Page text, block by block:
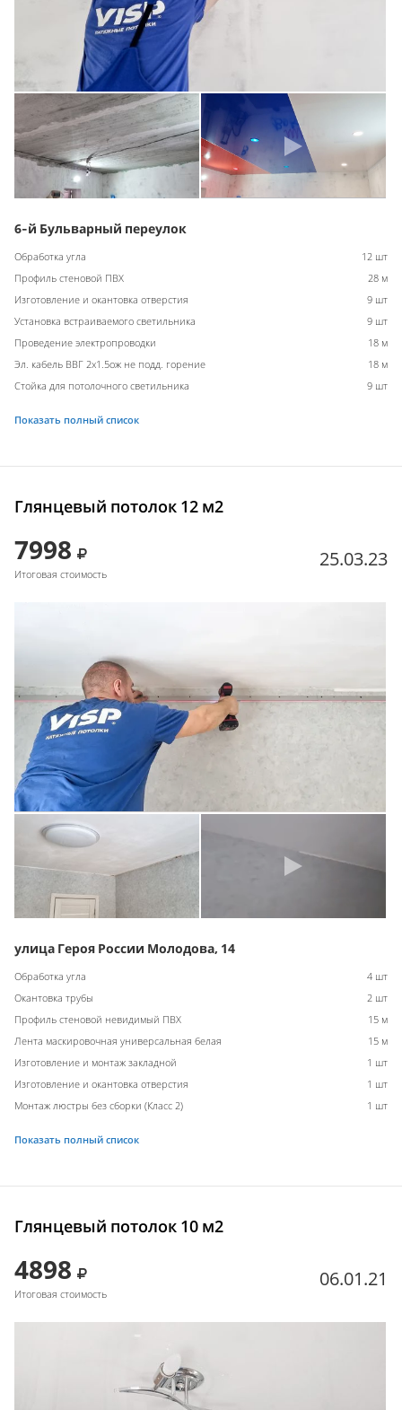
6-й Бульварный переулок
Обработка угла
12 шт
Профиль стеновой ПВХ
28 м
Изготовление и окантовка отверстия
9 шт
Установка встраиваемого светильника
9 шт
Проведение электропроводки
18 м
Эл. кабель ВВГ 2х1.5ож не подд. горение
18 м
Стойка для потолочного светильника
9 шт
Показать полный список
Глянцевый потолок 12 м2
7998
Итоговая стоимость
25.03.23
улица Героя России Молодова, 14
Обработка угла
4 шт
Окантовка трубы
2 шт
Профиль стеновой невидимый ПВХ
15 м
Лента маскировочная универсальная белая
15 м
Изготовление и монтаж закладной
1 шт
Изготовление и окантовка отверстия
1 шт
Монтаж люстры без сборки (Класс 2)
1 шт
Показать полный список
Глянцевый потолок 10 м2
4898
Итоговая стоимость
06.01.21